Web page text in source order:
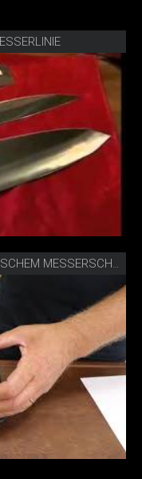
VIDEO SCHÄRFTECHNIK MIT ELEKTRISCHEM MESSERSCHÄRFER